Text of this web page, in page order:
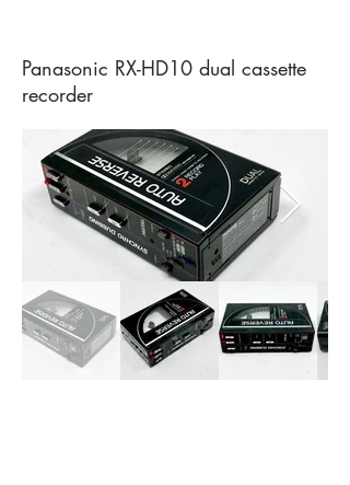
Panasonic RX-HD10 dual cassette
recorder